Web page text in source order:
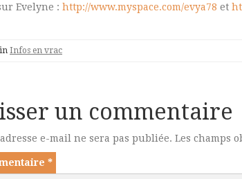
Evelyne : http://www.myspace.com/evya78 et
Infos en vrac
un commentaire
e-mail ne sera pas publiée. Les champs
*